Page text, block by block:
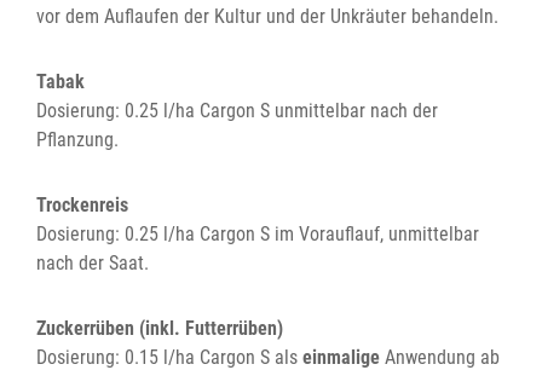
vor dem Auflaufen der Kultur und der Unkräuter behandeln.
Tabak
Dosierung: 0.25 l/ha Cargon S unmittelbar nach der
Pflanzung.
Trockenreis
Dosierung: 0.25 l/ha Cargon S im Vorauflauf, unmittelbar
nach der Saat.
Zuckerrüben (inkl. Futterrüben)
Dosierung: 0.15 l/ha Cargon S als einmalige Anwendung ab